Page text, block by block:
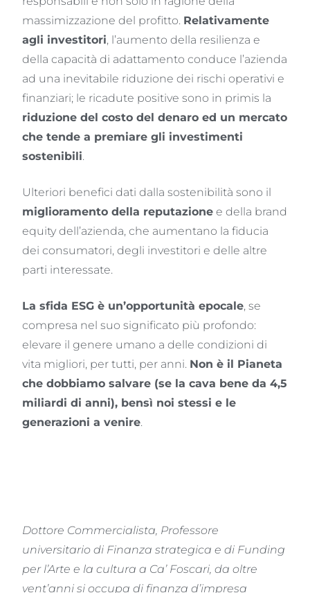
massimizzazione del profitto. Relativamente
agli investitori, l’aumento della resilienza e
della capacità di adattamento conduce l’azienda
ad una inevitabile riduzione dei rischi operativi e
finanziari; le ricadute positive sono in primis la
riduzione del costo del denaro ed un mercato
che tende a premiare gli investimenti
sostenibili.
Ulteriori benefici dati dalla sostenibilità sono il
miglioramento della reputazione e della brand
equity dell’azienda, che aumentano la fiducia
dei consumatori, degli investitori e delle altre
parti interessate.
La sfida ESG è un’opportunità epocale, se
compresa nel suo significato più profondo:
elevare il genere umano a delle condizioni di
vita migliori, per tutti, per anni. Non è il Pianeta
che dobbiamo salvare (se la cava bene da 4,5
miliardi di anni), bensì noi stessi e le
generazioni a venire.
Dottore Commercialista, Professore
universitario di Finanza strategica e di Funding
per l’Arte e la cultura a Ca’ Foscari, da oltre
vent’anni si occupa di finanza d’impresa